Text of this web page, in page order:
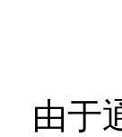
由于